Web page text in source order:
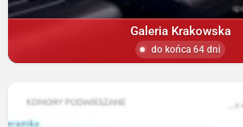
Galeria Krakowska
do końca 64 dni